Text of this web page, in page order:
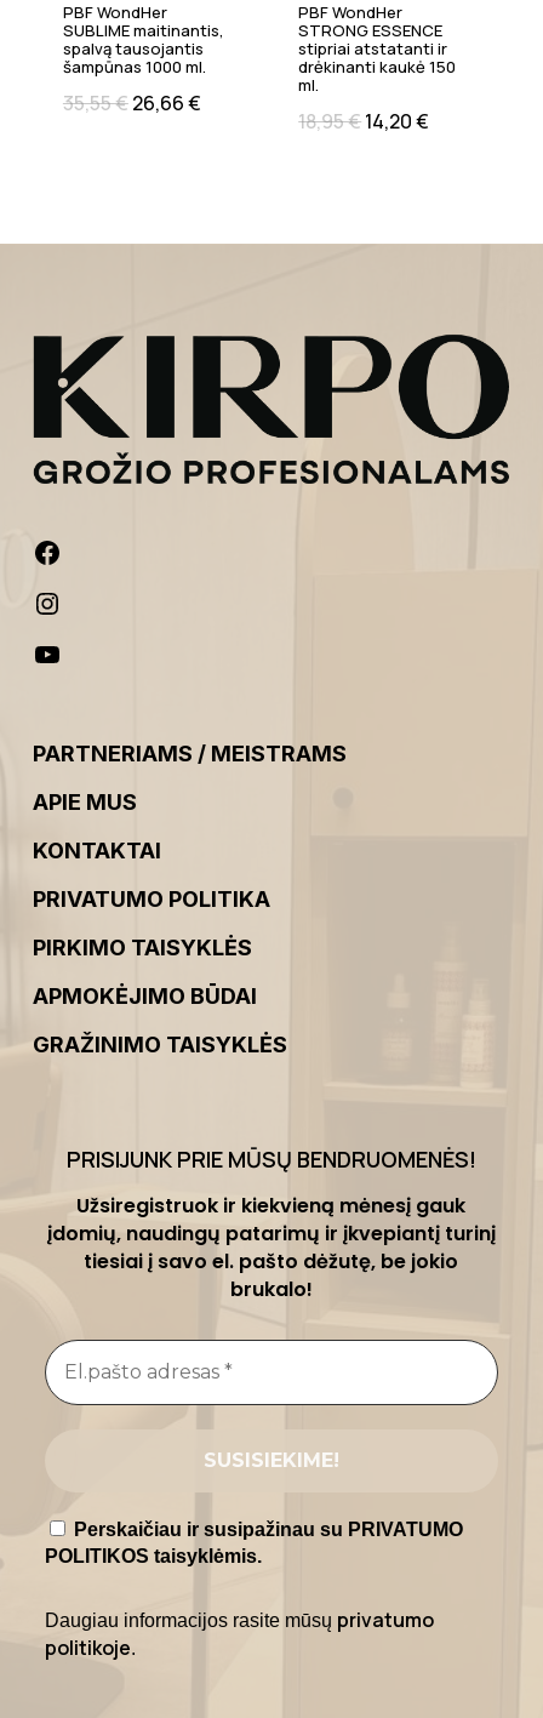
PBF WondHer
SUBLIME maitinantis,
spalvą tausojantis
šampūnas 1000 ml.
35,55€26,66€
PBF WondHer
STRONG ESSENCE
stipriai atstatanti ir
drėkinanti kaukė 150
ml.
18,95€14,20€
PARTNERIAMS / MEISTRAMS
APIE MUS
KONTAKTAI
PRIVATUMO POLITIKA
PIRKIMO TAISYKLĖS
APMOKĖJIMO BŪDAI
GRAŽINIMO TAISYKLĖS
PRISIJUNK PRIE MŪSŲ BENDRUOMENĖS!
Užsiregistruok ir kiekvieną mėnesį gauk
įdomių, naudingų patarimų ir įkvepiantį turinį
tiesiai į savo el. pašto dėžutę, be jokio
brukalo!
Perskaičiau ir susipažinau su PRIVATUMO
POLITIKOS taisyklėmis.
Daugiau informacijos rasite mūsų privatumo
politikoje.